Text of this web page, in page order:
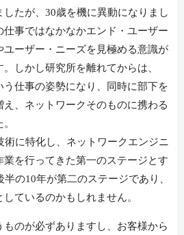
たが、30歳を機に異動になりまし
事ではなかなかエンド・ユーザー
ユーザー・ニーズを見極める意識が
しかし研究所を離れてからは、
う仕事の姿勢になり、同時に部下を
、ネットワークそのものに携わる
術に特化し、ネットワークエンジニ
を行ってきた第一のステージとす
の10年が第二のステージであり、
ているのかもしれません。
のが必ずありますし、お客様から